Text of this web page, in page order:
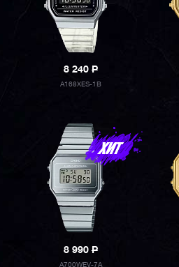
8 240P
A168XES-1B
8 990P
A700WEV-7A